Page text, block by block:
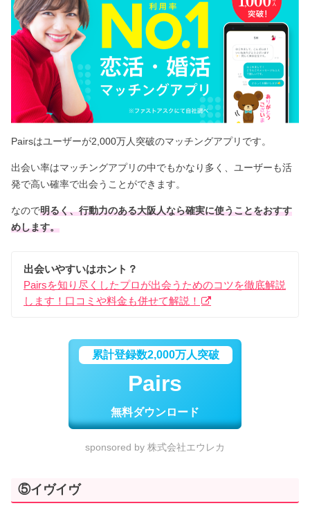
Pairsはユーザーが2,000万人突破のマッチングアプリです。
出会い率はマッチングアプリの中でもかなり多く、ユーザーも活
発で高い確率で出会うことができます。
なので明るく、行動力のある大阪人なら確実に使うことをおすす
めします。
出会いやすいはホント？
Pairsを知り尽くしたプロが出会うためのコツを徹底解説
します！口コミや料金も併せて解説！
累計登録数2,000万人突破
Pairs
無料ダウンロード
sponsored by 株式会社エウレカ
⑤イヴイヴ